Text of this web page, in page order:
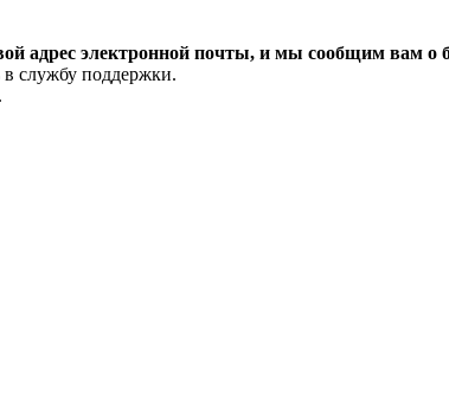
адрес электронной почты, и мы сообщим вам о
в службу поддержки.